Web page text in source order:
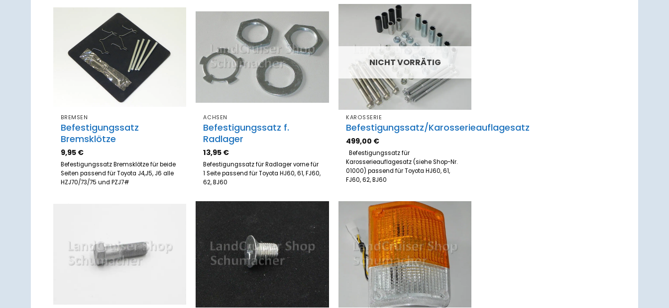
Merkzettel
hinzufügen
BREMSEN
Befestigungssatz
Bremsklötze
9,95 €
Befestigungssatz Bremsklötze für beide
Seiten passend für Toyota J4,J5, J6 alle
HZJ70/73/75 und PZJ7#
Zum
Merkzettel
hinzufügen
ACHSEN
Befestigungssatz f.
Radlager
13,95 €
Befestigungssatz für Radlager vorne für
1 Seite passend für Toyota HJ60, 61, FJ60,
62, BJ60
Zum
Merkzettel
hinzufügen
NICHT VORRÄTIG
KAROSSERIE
Befestigungssatz/Karosserieauflagesatz
499,00 €
Befestigungssatz für
Karosserieauflagesatz (siehe Shop-Nr.
01000) passend für Toyota HJ60, 61,
FJ60, 62, BJ60
hinzufügen
Zum
hinzufügen
Zum
Merkzettel
hinzufügen